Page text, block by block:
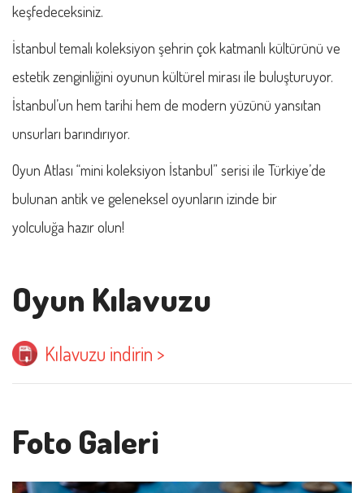
keşfedeceksiniz.
İstanbul temalı koleksiyon şehrin çok katmanlı kültürünü ve
estetik zenginliğini oyunun kültürel mirası ile buluşturuyor.
İstanbul’un hem tarihi hem de modern yüzünü yansıtan
unsurları barındırıyor.
Oyun Atlası “mini koleksiyon İstanbul” serisi ile Türkiye’de
bulunan antik ve geleneksel oyunların izinde bir
yolculuğa hazır olun!
Oyun Kılavuzu
Kılavuzu indirin >
Foto Galeri